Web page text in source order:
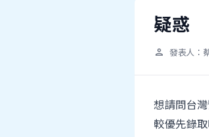
疑惑
person 發表人：
想請問台
較優先錄